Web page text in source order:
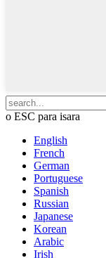
o ESC para isara
English
French
German
Portuguese
Spanish
Russian
Japanese
Korean
Arabic
Irish